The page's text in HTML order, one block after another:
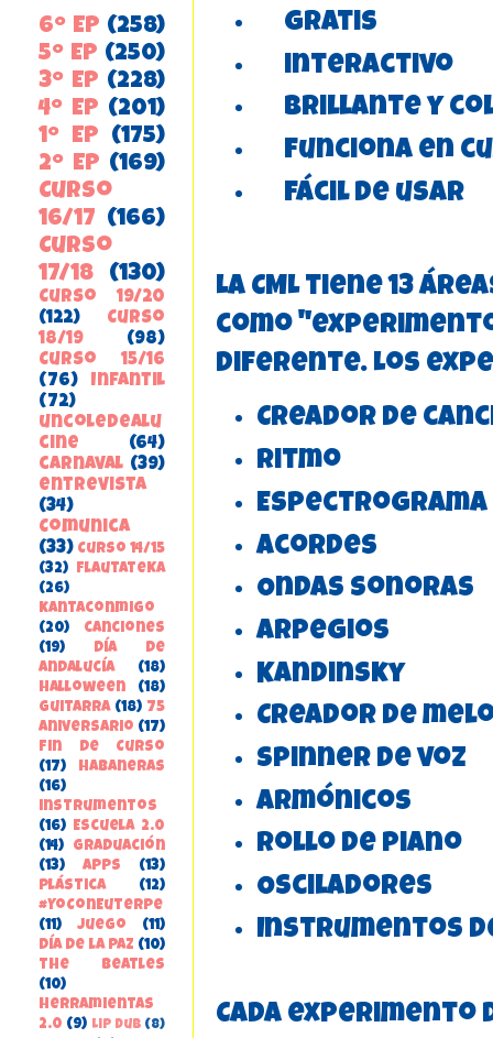
gratis
interactivo
brillante y
funciona en
fácil de usar
La CML tiene 13
como
diferente. Los
Creador de
Ritmo
Espectrograma
Acordes
Ondas sonoras
Arpegios
Kandinsky
Creador de
Spinner de voz
Armónicos
Rollo de piano
Osciladores
Instrumentos
Cada experimento
6º EP (258)
5º EP (250)
3º EP (228)
4º EP (201)
1º EP
(175)
2º EP (169)
Curso
16/17 (166)
Curso
17/18
(130)
Curso 19/20
(122)
Curso
18/19
(98)
Curso 15/16
(76)
Infantil
(72)
uncoledealu
cine
(64)
carnaval (39)
entrevista
(34)
ComunicA
(33) Curso 14/15
(32)
FlautateKa
(26)
kantaconmigo
(20)
canciones
(19)
Día de
Andalucía
(18)
Halloween
(18)
guitarra (18) 75
aniversario (17)
Fin de Curso
(17)
habaneras
(16)
instrumentos
(16) Escuela 2.0
(14)
Graduación
(13)
apps
(13)
Plástica
(12)
#YoConEuterpe
(11)
juego
(11)
Día de la Paz (10)
the beatles
(10)
herramientas
2.0 (9) Lip Dub (8)